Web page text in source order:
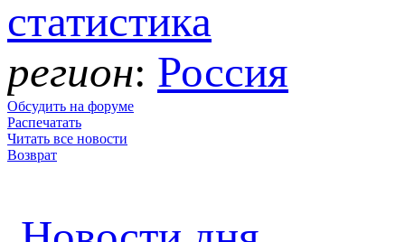
статистика
регион: Россия
Обсудить на форуме
Распечатать
Читать все новости
Возврат